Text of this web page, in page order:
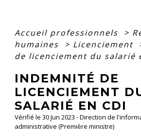
Accueil professionnels >
humaines
> Licenciement
de licenciement du salarié
INDEMNITÉ DE
LICENCIEMENT
SALARIÉ EN CDI
Vérifié le 30 Jun 2023 - Direction de
administrative (Première ministre)